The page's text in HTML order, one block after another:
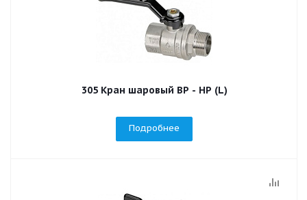
305 Кран шаровый ВР - НР (L)
Подробнее